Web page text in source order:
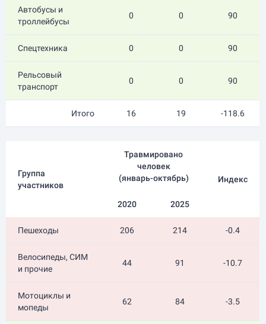
Автобусы и
троллейбусы
0 0 90
Спецтехника 0 0 90
Рельсовый
транспорт
0 0 90
Итого 16 19 -118.6
Группа
участников
Травмировано
человек
(январь-октябрь) Индекс
2020 2025
Пешеходы 206 214 -0.4
Велосипеды, СИМ
и прочие
44 91 -10.7
Мотоциклы и
мопеды
62 84 -3.5